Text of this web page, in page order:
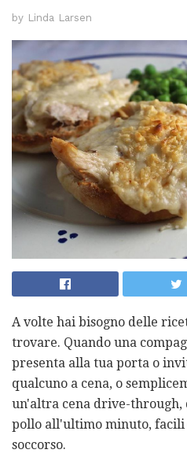
by Linda Larsen
A volte hai bisogno delle
trovare. Quando una
presenta alla tua porta o
qualcuno a cena, o
un'altra cena drive-through,
pollo all'ultimo minuto, facili
soccorso.